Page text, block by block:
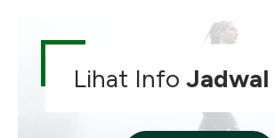
Lihat Info Jadwal